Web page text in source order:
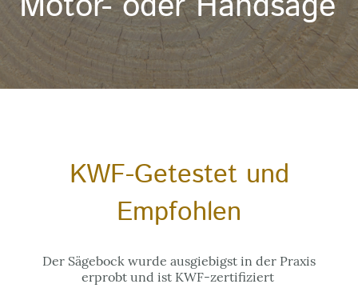
KWF-Getestet und
Empfohlen
Der Sägebock wurde ausgiebigst in der Praxis
erprobt und ist KWF-zertifiziert